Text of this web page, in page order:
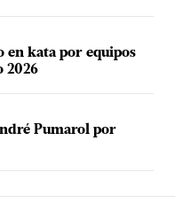
en kata por equipos
2026
Pumarol por